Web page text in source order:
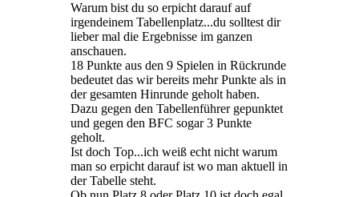
Warum bist du so erpicht darauf auf
irgendeinem Tabellenplatz...du solltest dir
lieber mal die Ergebnisse im ganzen
anschauen.
18 Punkte aus den 9 Spielen in Rückrunde
bedeutet das wir bereits mehr Punkte als in
der gesamten Hinrunde geholt haben.
Dazu gegen den Tabellenführer gepunktet
und gegen den BFC sogar 3 Punkte
geholt.
Ist doch Top...ich weiß echt nicht warum
man so erpicht darauf ist wo man aktuell in
der Tabelle steht.